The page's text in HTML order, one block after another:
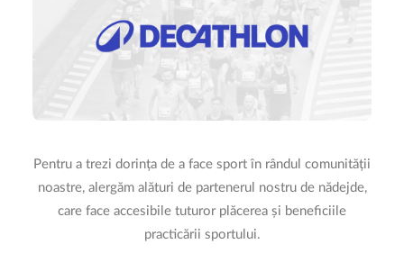
Pentru a trezi dorința de a face sport în rândul comunității
noastre, alergăm alături de partenerul nostru de nădejde,
care face accesibile tuturor plăcerea și beneficiile
practicării sportului.